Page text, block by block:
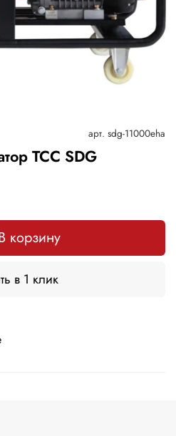
арт. sdg-11000eha
ТСС SDG
корзину
в 1 клик